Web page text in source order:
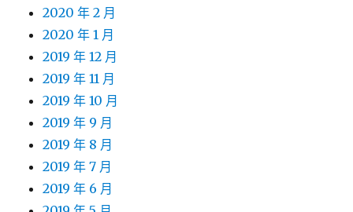
2020 年 2 月
2020 年 1 月
2019 年 12 月
2019 年 11 月
2019 年 10 月
2019 年 9 月
2019 年 8 月
2019 年 7 月
2019 年 6 月